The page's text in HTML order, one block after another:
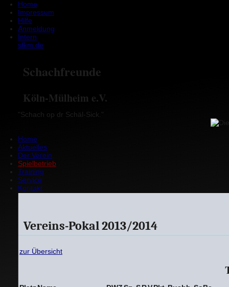
Home
Impressum
Hilfe
Anmeldung
Intern
sfkm.de
Schachfreunde
Köln-Mülheim e.V.
"Schach op dr Schäl-Sick."
Home
Aktuelles
Der Verein
Spielbetrieb
Training
Service
Kontakt
Vereins-Pokal 2013/2014
zur Übersicht